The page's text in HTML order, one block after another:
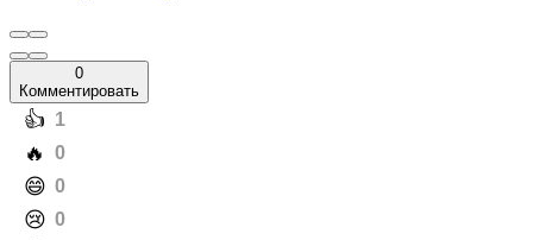
0
Комментировать
️👍 1
️🔥 0
️😄 0
️😢 0